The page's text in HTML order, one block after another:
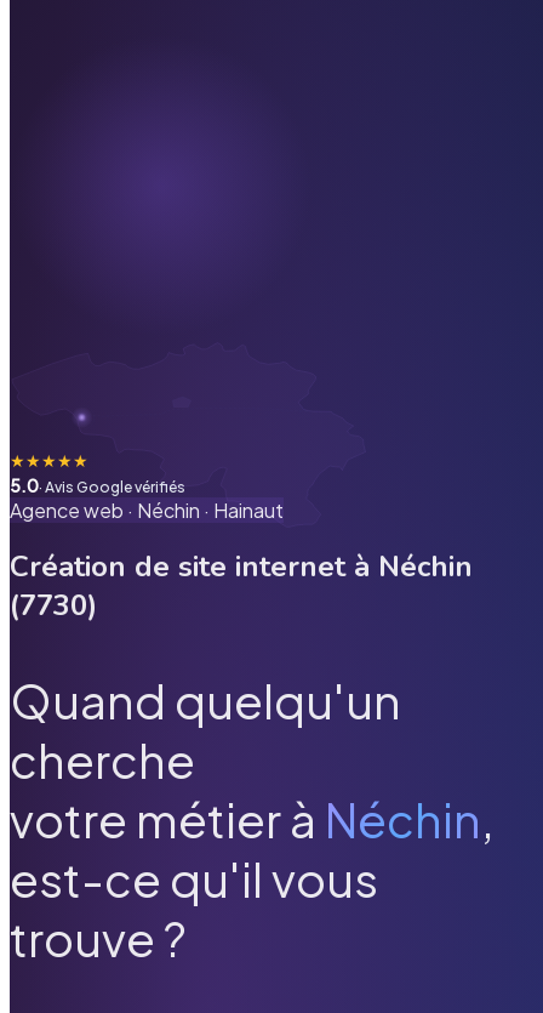
★★★★★
5.0· Avis Google vérifiés
Agence web · Néchin · Hainaut
Création de site internet à Néchin
(7730)
Quand quelqu'un
cherche
votre métier à Néchin,
est-ce qu'il vous
trouve ?